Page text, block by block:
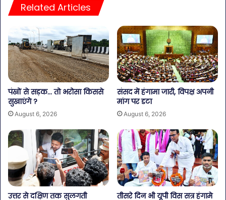
Related Articles
पंखों से सड़क… तो भरोसा किससे
सुखाएंगे ?
August 6, 2026
संसद में हंगामा जारी, विपक्ष अपनी
मांग पर डटा
August 6, 2026
उत्तर से दक्षिण तक सुलगती तीसरे दिन भी यूपी विस सत्र हंगामे